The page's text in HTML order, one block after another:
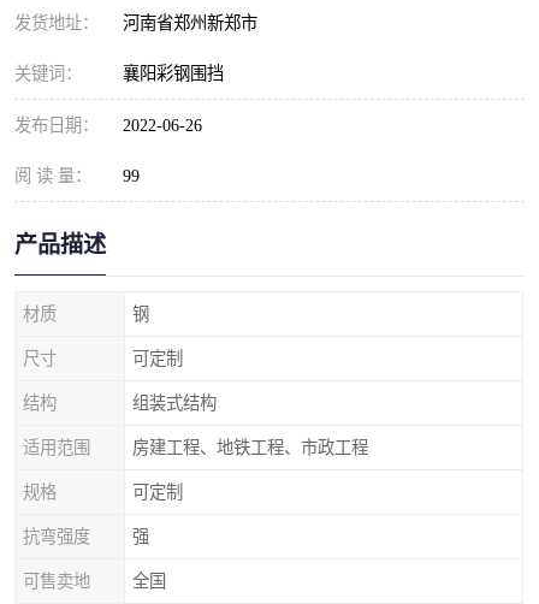
发货地址： 河南省郑州新郑市
关键词： 襄阳彩钢围挡
发布日期： 2022-06-26
阅 读 量： 99
产品描述
材质 钢
尺寸 可定制
结构 组装式结构
适用范围 房建工程、地铁工程、市政工程
规格 可定制
抗弯强度 强
可售卖地 全国